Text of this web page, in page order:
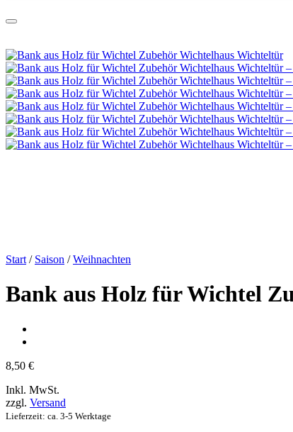
Start / Saison / Weihnachten
Bank aus Holz für Wichtel
8,50 €
Inkl. MwSt.
zzgl. Versand
Lieferzeit: ca. 3-5 Werktage